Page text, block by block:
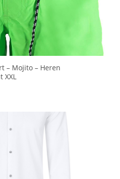
– Mojito – Heren
XXL